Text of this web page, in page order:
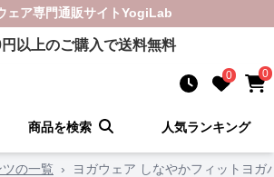
ェア専門通販サイトYogiLab
円以上のご購入で送料無料
0 0
商品を検索 人気ランキング
ツの一覧 › ヨガウェア しなやかフィットヨガ